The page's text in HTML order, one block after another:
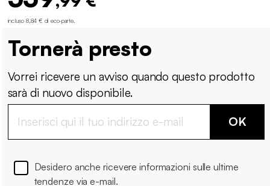
incluso 8,84 € di eco-parte.
Tornerà presto
Vorrei ricevere un avviso quando questo prodotto
sarà di nuovo disponibile.
OK
Desidero anche ricevere informazioni sulle ultime
tendenze via e-mail.